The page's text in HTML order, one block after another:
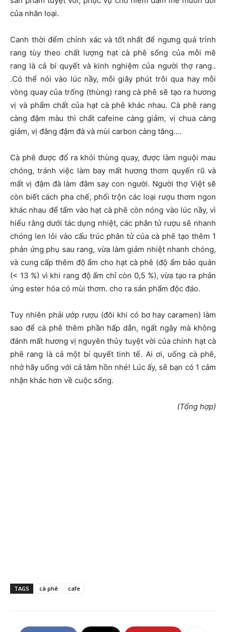
của nhân loại.
Canh thời đểm chính xác và tốt nhất để ngưng quá trình
rang tùy theo chất lượng hạt cà phê sống của mỗi mẽ
rang là cả bí quyết và kinh nghiệm của người thợ rang..
.Có thể nói vào lúc nầy, mỗi giây phút trôi qua hay mỗi
vòng quay của trống (thùng) rang cà phê sẽ tạo ra hương
vị và phẩm chất của hạt cà phê khác nhau. Cà phê rang
càng đậm màu thì chất cafeine càng giảm, vị chua càng
giảm, vị đắng đậm đà và mùi carbon càng tăng….
Cà phê được đổ ra khỏi thùng quay, được làm nguội mau
chóng, tránh việc làm bay mất hương thơm quyến rũ và
mất vị đậm đà làm đắm say con người. Người thợ Việt sẽ
còn biết cách pha chế, phối trộn các loại rượu thơm ngon
khác nhau để tẩm vào hạt cà phê còn nóng vào lúc nầy, vì
hiểu rằng dưới tác dụng nhiệt, các phân tử rượu sẽ nhanh
chóng len lỏi vào cấu trúc phân tử của cà phê tạo thêm 1
phản ứng phụ sau rang, vừa làm giảm nhiệt nhanh chóng,
và cung cấp thêm độ ẩm cho hạt cà phê (độ ẩm bảo quản
(< 13 %) vì khi rang độ ẩm chỉ còn 0,5 %), vừa tạo ra phản
ứng ester hóa có mùi thơm. cho ra sản phẩm độc đáo.
Tuy nhiên phải ướp rượu (đôi khi có bơ hay caramen) làm
sao để cà phê thêm phần hấp dẫn, ngất ngây mà không
đánh mất hương vị nguyên thủy tuyệt vời của chính hạt cà
phê rang là cả một bí quyết tinh tế. Ai ơi, uống cà phê,
nhớ hãy uống với cả tâm hồn nhé! Lúc ấy, sẽ bạn có 1 cảm
nhận khác hơn về cuộc sống.
(Tổng hợp)
TAGS cà phê cafe